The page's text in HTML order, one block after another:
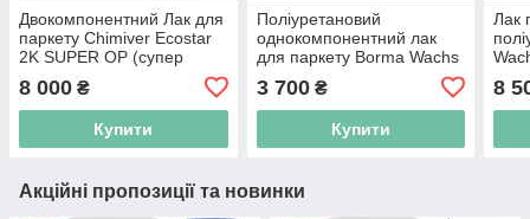
Двокомпонентний Лак для
паркету Chimiver Ecostar
2K SUPER OP (супер
8 000 ₴
Купити
Поліуретановий
однокомпонентний лак
для паркету Borma Wachs
PARKETTLACK, 5 л
матовий
3 700₴
Купити
Лак
8
Акційні пропозиції та новинки